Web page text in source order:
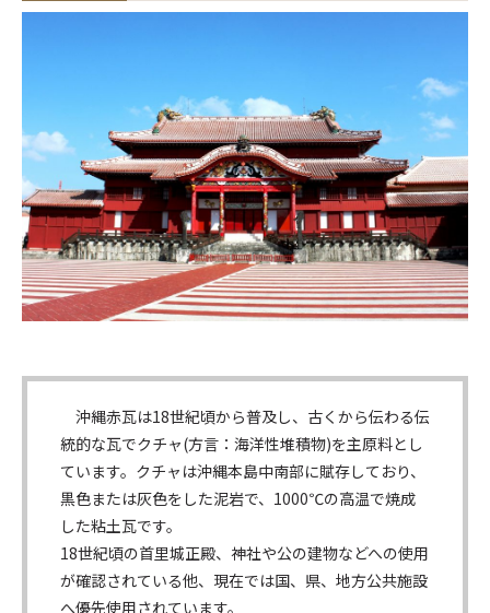
沖縄赤瓦は18世紀頃から普及し、古くから伝わる伝
統的な瓦でクチャ(方言：海洋性堆積物)を主原料とし
ています。クチャは沖縄本島中南部に賦存しており、
黒色または灰色をした泥岩で、1000℃の高温で焼成
した粘土瓦です。
18世紀頃の首里城正殿、神社や公の建物などへの使用
が確認されている他、現在では国、県、地方公共施設
へ優先使用されています。